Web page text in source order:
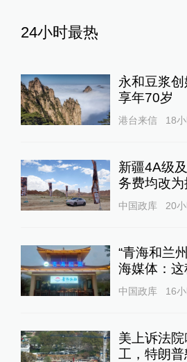
24小时最热
永和豆浆创
享年70岁
港台来信 18
新疆4A级
务费均改
中国政库 20
“青海和兰
海媒体：
中国政库 16
美上诉法
工，特朗普